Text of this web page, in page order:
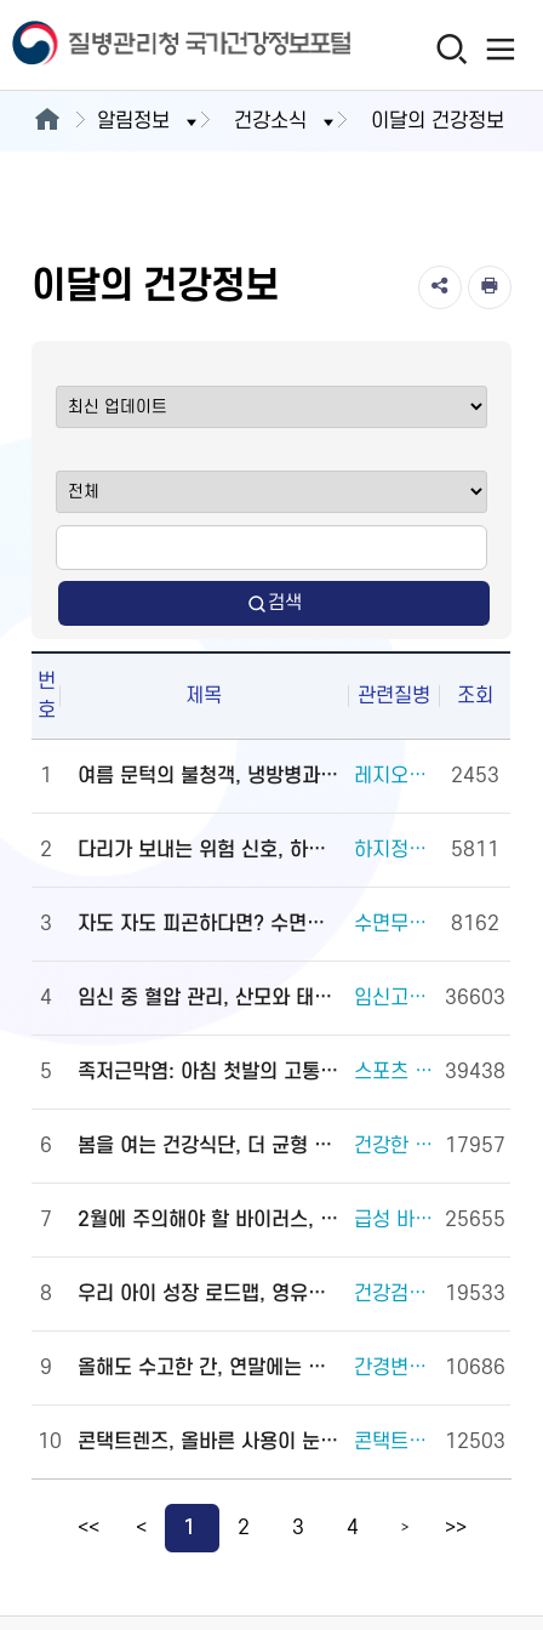
알림정보 건강소식 이달의 건강정보
이달의 건강정보
검색
번
호
제목 관련질병 조회
1 여름 문턱의 불청객, 냉방병과 기립저혈압 관리법 레지오넬라증 외 2건 2453
2 다리가 보내는 위험 신호, 하지정맥류 하지정맥류 외 3건 5811
3 자도 자도 피곤하다면? 수면무호흡증 진단·관리법 수면무호흡증 외 2건 8162
4 임신 중 혈압 관리, 산모와 태아를 지키는 첫걸음 임신고혈압과 전자간증(임신중독증) 외 4건 36603
5 족저근막염: 아침 첫발의 고통, 원인과 대처법 스포츠 손상과 안전(족관절(발목 관절) 손상) 외 2건 39438
6 봄을 여는 건강식단, 더 균형 있게! 건강한 체중조절을 위한 식사 외 6건 17957
7 2월에 주의해야 할 바이러스, 이렇게 예방하세요! 급성 바이러스 위장관염 외 2건 25655
8 우리 아이 성장 로드맵, 영유아 건강검진으로 완성하세요! 건강검진(국가건강검진) 외 2건 19533
9 올해도 수고한 간, 연말에는 쉬게 해 주세요! 간경변증 외 3건 10686
10 콘택트렌즈, 올바른 사용이 눈 건강을 지킵니다! 콘택트렌즈 외 2건 12503
<< < 1 2 3 4 > >>